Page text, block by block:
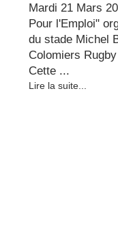
Mardi 21 Mars
Pour l'Emploi"
du stade Michel
Colomiers
Cette ...
Lire la suite...